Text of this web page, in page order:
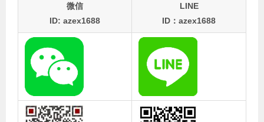
微信
ID: azex1688
LINE
ID：azex1688